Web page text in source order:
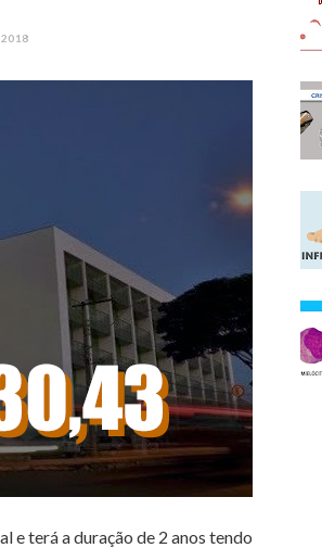
terá a duração de 2 anos tendo